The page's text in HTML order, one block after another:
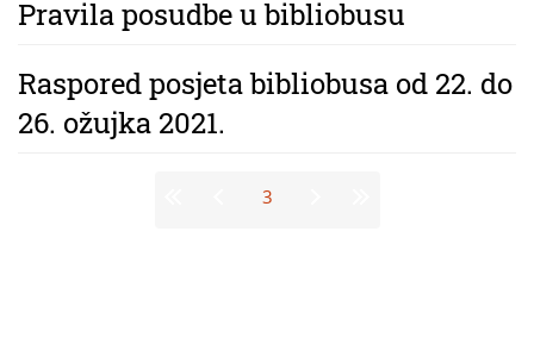
Pravila posudbe u bibliobusu
Raspored posjeta bibliobusa od 22. do
26. ožujka 2021.
3